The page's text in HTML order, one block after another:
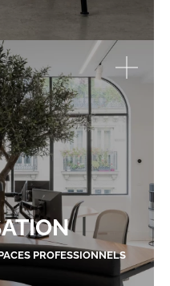
PROFESSIONNELS